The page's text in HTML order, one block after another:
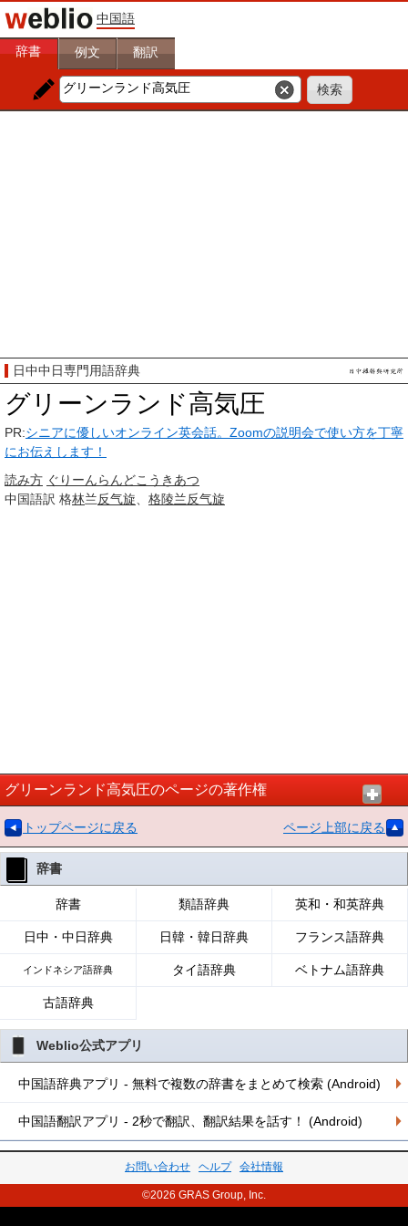
中国語
辞書 例文 翻訳
日中中日専門用語辞典
グリーンランド高気圧
PR:シニアに優しいオンライン英会話。Zoomの説明会で使い方を丁寧
にお伝えします！
読み方 ぐりーんらんどこうきあつ
中国語訳 格林兰反气旋 格陵兰反气旋
グリーンランド高気圧のページの著作権
トップページに戻る ページ上部に戻る
辞書
辞書 類語辞典 英和・和英辞典
日中・中日辞典 日韓・韓日辞典 フランス語辞典
インドネシア語辞典 タイ語辞典 ベトナム語辞典
古語辞典
Weblio公式アプリ
中国語辞典アプリ - 無料で複数の辞書をまとめて検索 (Android)
中国語翻訳アプリ - 2秒で翻訳、翻訳結果を話す！ (Android)
お問い合わせ ヘルプ 会社情報
©2026 GRAS Group, Inc.